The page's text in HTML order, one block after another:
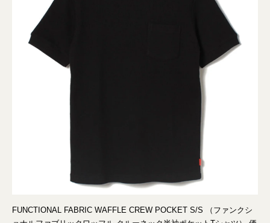
FUNCTIONAL FABRIC WAFFLE CREW POCKET S/S （ファンクシ